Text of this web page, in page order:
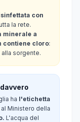
con
la rete.
minerale a
contiene cloro:
sorgente.
ha l'etichetta
Ministero della
L'acqua del